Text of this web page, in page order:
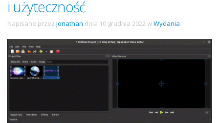
i użyteczność
Napisane przez Jonathan dnia 10 grudnia 2022 wWydania .